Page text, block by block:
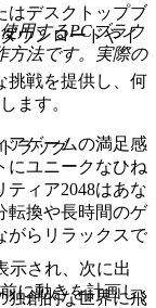
はデスクトップブ
ウンロードやイ
挑戦を提供し、何
ます。
アゲームの満足感
にユニークなひね
ティア2048はあな
転換や長時間のゲ
がらリラックスで
独創的な世界に飛
用するPCブラウ
方法です。実際の
ラッグ
示され、次に出
に動きを計画し